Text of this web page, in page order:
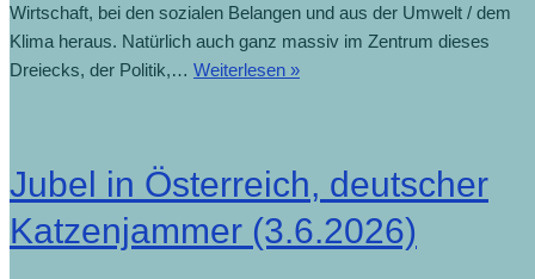
Wirtschaft, bei den sozialen Belangen und aus der Umwelt / dem
Klima heraus. Natürlich auch ganz massiv im Zentrum dieses
Dreiecks, der Politik,… Weiterlesen »
Jubel in Österreich, deutscher
Katzenjammer (3.6.2026)